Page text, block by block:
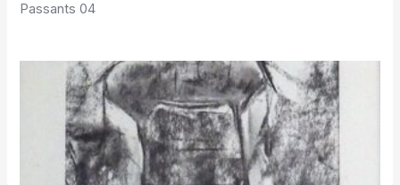
Passants 04